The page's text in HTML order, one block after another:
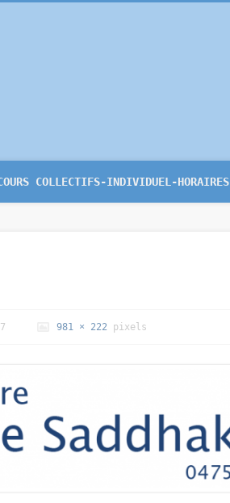
COLLECTIFS-INDIVIDUEL-HORAIRES
981 × 222 pixels